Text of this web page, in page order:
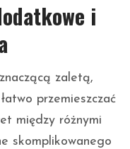
i
zaletą,
przemieszczać
między różnymi
skomplikowanego